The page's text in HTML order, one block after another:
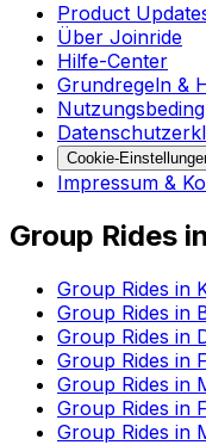
Product
Über Joinride
Hilfe-Center
Grundregeln &
Cookie-
Impressum &
Group Rides
Group Rides in
Group Rides in
Group Rides in
Group Rides in
Group Rides in
Group Rides in
Group Rides in